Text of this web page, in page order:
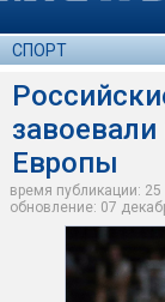
СПОРТ
Европы
время публикации: 25
обновление: 07